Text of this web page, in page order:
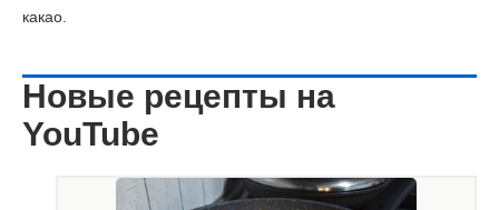
какао.
Новые рецепты на
YouTube